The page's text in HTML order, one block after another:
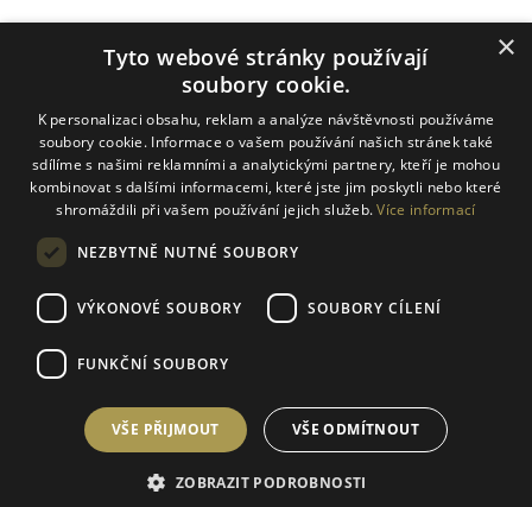
Carriers + own transport around Prague
Created by Shoptet
Copyright 2026Umění vína . All rights reserved.
Edit cookie
×
Tyto webové stránky používají
soubory cookie.
K personalizaci obsahu, reklam a analýze návštěvnosti používáme
soubory cookie. Informace o vašem používání našich stránek také
sdílíme s našimi reklamními a analytickými partnery, kteří je mohou
kombinovat s dalšími informacemi, které jste jim poskytli nebo které
shromáždili při vašem používání jejich služeb.Více informací
NEZBYTNĚ NUTNÉ SOUBORY
VÝKONOVÉ SOUBORY SOUBORY CÍLENÍ
FUNKČNÍ SOUBORY
VŠE PŘIJMOUT VŠE ODMÍTNOUT
ZOBRAZIT PODROBNOSTI